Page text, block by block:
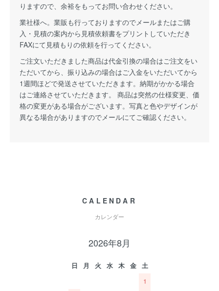
りますので、余裕をもってお問い合わせください。
業社様へ。業販も行っておりますのでメールまたはご購
入・見積の案内から見積依頼書をプリントしていただき
FAXにて見積もりの依頼を行ってください。
ご注文いただきました商品は代金引換の場合はご注文をい
ただいてから、振り込みの場合はご入金をいただいてから
1週間ほどで発送させていただきます。納期がかかる場合
はご連絡させていただきます。 商品は突然の仕様変更、価
格の変更がある場合がございます。写真と色やデザインが
異なる場合がありますのでメールにてご確認ください。
CALENDAR
カレンダー
2026年8月
日 月 火 水 木 金
土
1